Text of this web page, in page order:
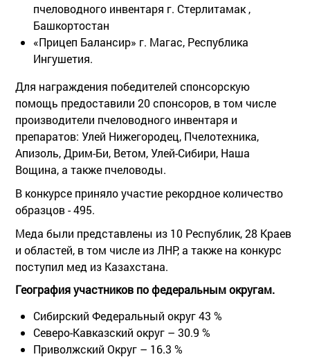
пчеловодного инвентаря г. Стерлитамак ,
Башкортостан
«Прицеп Балансир» г. Магас, Республика
Ингушетия.
Для награждения победителей спонсорскую
помощь предоставили 20 спонсоров, в том числе
производители пчеловодного инвентаря и
препаратов: Улей Нижегородец, Пчелотехника,
Апизоль, Дрим-Би, Ветом, Улей-Cибири, Наша
Вощина, а также пчеловоды.
В конкурсе приняло участие рекордное количество
образцов - 495.
Меда были представлены из 10 Республик, 28 Краев
и областей, в том числе из ЛНР, а также на конкурс
поступил мед из Казахстана.
География участников по федеральным округам.
Сибирский Федеральный округ 43 %
Северо-Кавказский округ – 30.9 %
Приволжский Округ – 16.3 %